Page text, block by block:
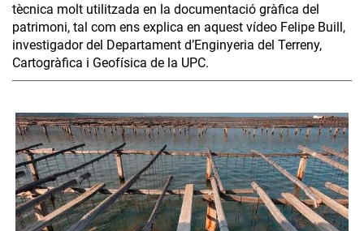
tècnica molt utilitzada en la documentació gràfica del
patrimoni, tal com ens explica en aquest vídeo Felipe Buill,
investigador del Departament d’Enginyeria del Terreny,
Cartogràfica i Geofísica de la UPC.